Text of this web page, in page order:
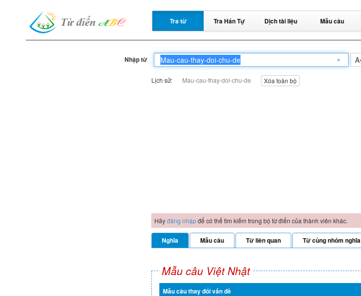
Tra từ Tra Hán Tự Dịch tài liệu Mẫu câu
Nhập từ × A
Lịch sử: Mau-cau-thay-doi-chu-de Xóa toàn bộ
Hãyđăng nhậpđể có thể tìm kiếm trong bộ từ điển của thành viên khác.
Nghĩa Mẫu câu Từ liên quan Từ cùng nhóm nghĩa
Mẫu câu Việt Nhật
Mẫu câu thay đổi vấn đề